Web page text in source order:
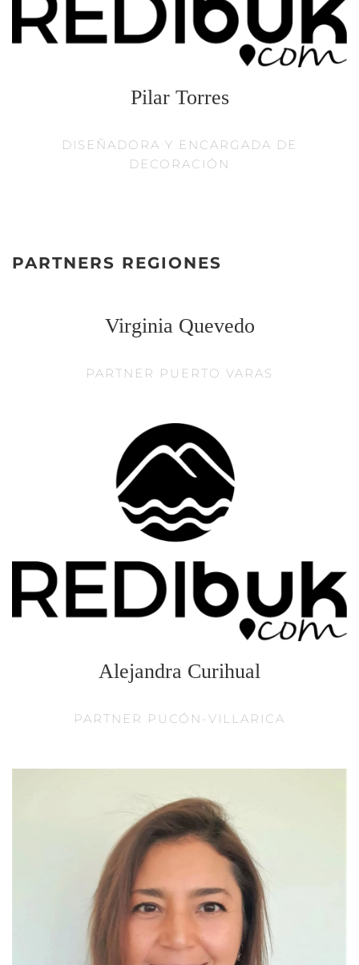
Pilar Torres
DISEÑADORA Y ENCARGADA DE
DECORACIÓN
PARTNERS REGIONES
Virginia Quevedo
PARTNER PUERTO VARAS
Alejandra Curihual
PARTNER PUCÓN-VILLARICA